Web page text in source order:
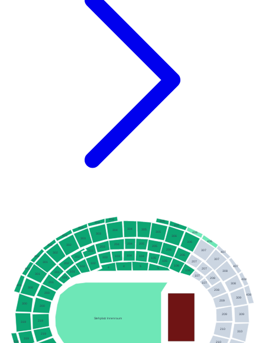
418
408
408
407
407
406
406
405
405
404
404
403
403
402
402
401
401
319
319
310
309
309
308
308
307
307
306
306
305
305
304
304
303
303
302
302
301
301
300
300
219
219
210
209
209
208
208
207
207
206
206
205
205
204
204
203
203
202
202
201
201
200
200
107
107
106
106
105
105
104
104
103
103
102
102
101
101
5
5
4
4
Stehplatz Innenraum